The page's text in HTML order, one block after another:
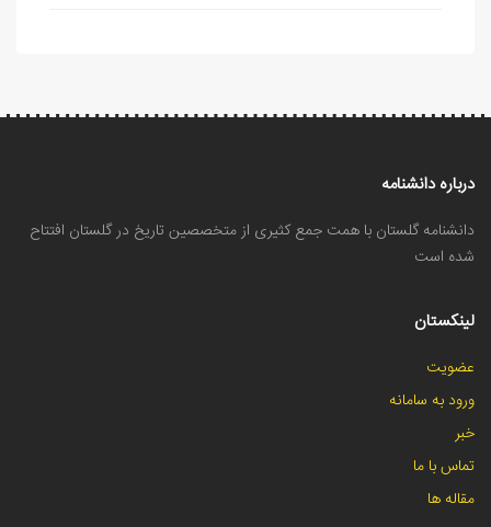
درباره دانشنامه
دانشنامه گلستان با همت جمع کثیری از متخصصین تاریخ در گلستان افتتاح
شده است
لینکستان
عضویت
ورود به سامانه
خبر
تماس با ما
مقاله ها